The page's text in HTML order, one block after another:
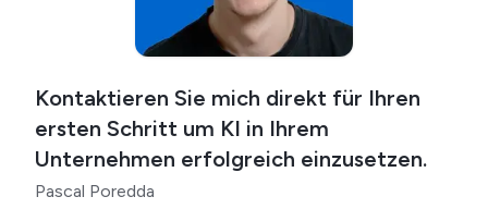
Kontaktieren Sie mich direkt für Ihren
ersten Schritt um KI in Ihrem
Unternehmen erfolgreich einzusetzen.
Pascal Poredda